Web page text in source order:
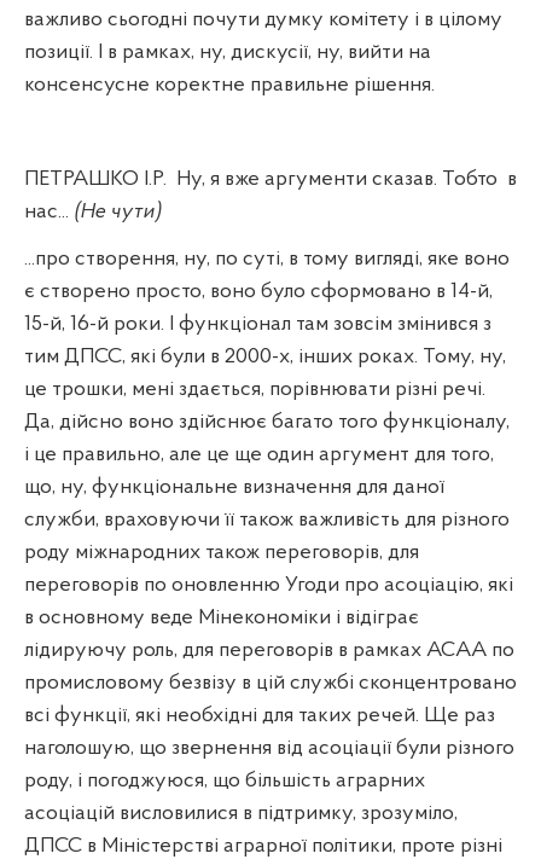
важливо сьогодні почути думку комітету і в цілому
позиції. І в рамках, ну, дискусії, ну, вийти на
консенсусне коректне правильне рішення.
ПЕТРАШКО І.Р. Ну, я вже аргументи сказав. Тобто в
нас... (Не чути)
...про створення, ну, по суті, в тому вигляді, яке воно
є створено просто, воно було сформовано в 14-й,
15-й, 16-й роки. І функціонал там зовсім змінився з
тим ДПСС, які були в 2000-х, інших роках. Тому, ну,
це трошки, мені здається, порівнювати різні речі.
Да, дійсно воно здійснює багато того функціоналу,
і це правильно, але це ще один аргумент для того,
що, ну, функціональне визначення для даної
служби, враховуючи її також важливість для різного
роду міжнародних також переговорів, для
переговорів по оновленню Угоди про асоціацію, які
в основному веде Мінекономіки і відіграє
лідируючу роль, для переговорів в рамках АСАА по
промисловому безвізу в цій службі сконцентровано
всі функції, які необхідні для таких речей. Ще раз
наголошую, що звернення від асоціації були різного
роду, і погоджуюся, що більшість аграрних
асоціацій висловилися в підтримку, зрозуміло,
ДПСС в Міністерстві аграрної політики, проте різні